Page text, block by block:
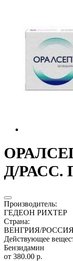
Д/РАСС.
Производитель:
ГЕДЕОН РИХТЕР
Страна:
ВЕНГРИЯ/
Действующее
Бензидамин
от 380.00 р.